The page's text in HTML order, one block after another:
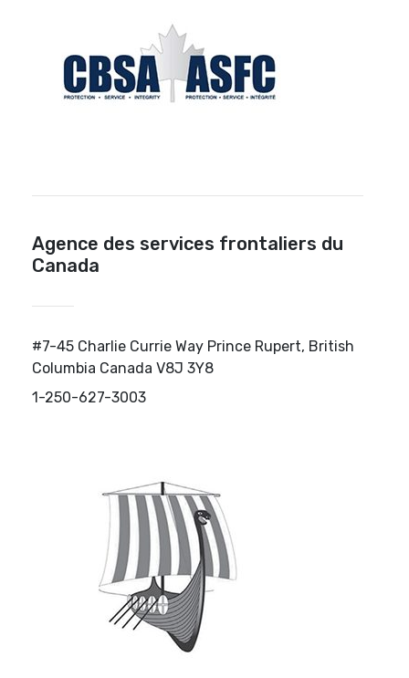
Agence des services frontaliers du
Canada
#7-45 Charlie Currie Way Prince Rupert, British
Columbia Canada V8J 3Y8
1-250-627-3003